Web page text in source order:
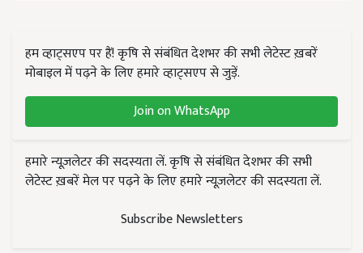
हम व्हाट्सएप पर हैं! कृषि से संबंधित देशभर की सभी लेटेस्ट ख़बरें
मोबाइल में पढ़ने के लिए हमारे व्हाट्सएप से जुड़ें.
Join on WhatsApp
हमारे न्यूज़लेटर की सदस्यता लें. कृषि से संबंधित देशभर की सभी
लेटेस्ट ख़बरें मेल पर पढ़ने के लिए हमारे न्यूज़लेटर की सदस्यता लें.
Subscribe Newsletters